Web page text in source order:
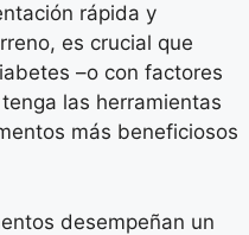
rápida y
es crucial que
–o con factores
las herramientas
más beneficiosos
desempeñan un